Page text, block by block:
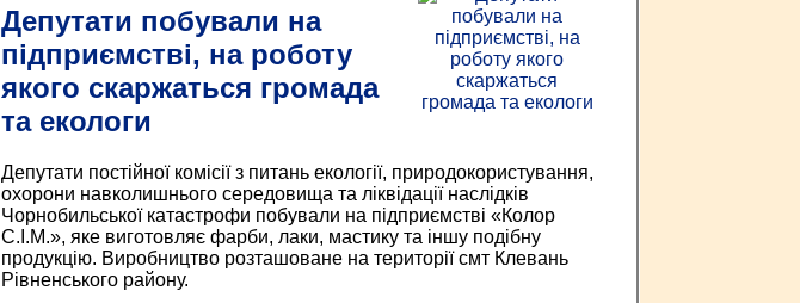
Депутати побували на
підприємстві, на роботу
якого скаржаться громада
та екологи
Депутати постійної комісії з питань екології, природокористування,
охорони навколишнього середовища та ліквідації наслідків
Чорнобильської катастрофи побували на підприємстві «Колор
С.І.М.», яке виготовляє фарби, лаки, мастику та іншу подібну
продукцію. Виробництво розташоване на території смт Клевань
Рівненського району.